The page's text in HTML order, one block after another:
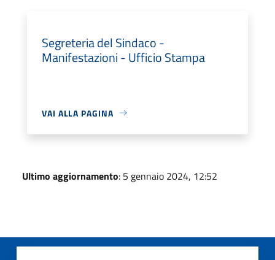
Segreteria del Sindaco -
Manifestazioni - Ufficio Stampa
VAI ALLA PAGINA
Ultimo aggiornamento: 5 gennaio 2024, 12:52